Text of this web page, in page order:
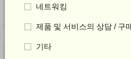
네트워킹
제품 및 서비스의 상담 / 구
기타